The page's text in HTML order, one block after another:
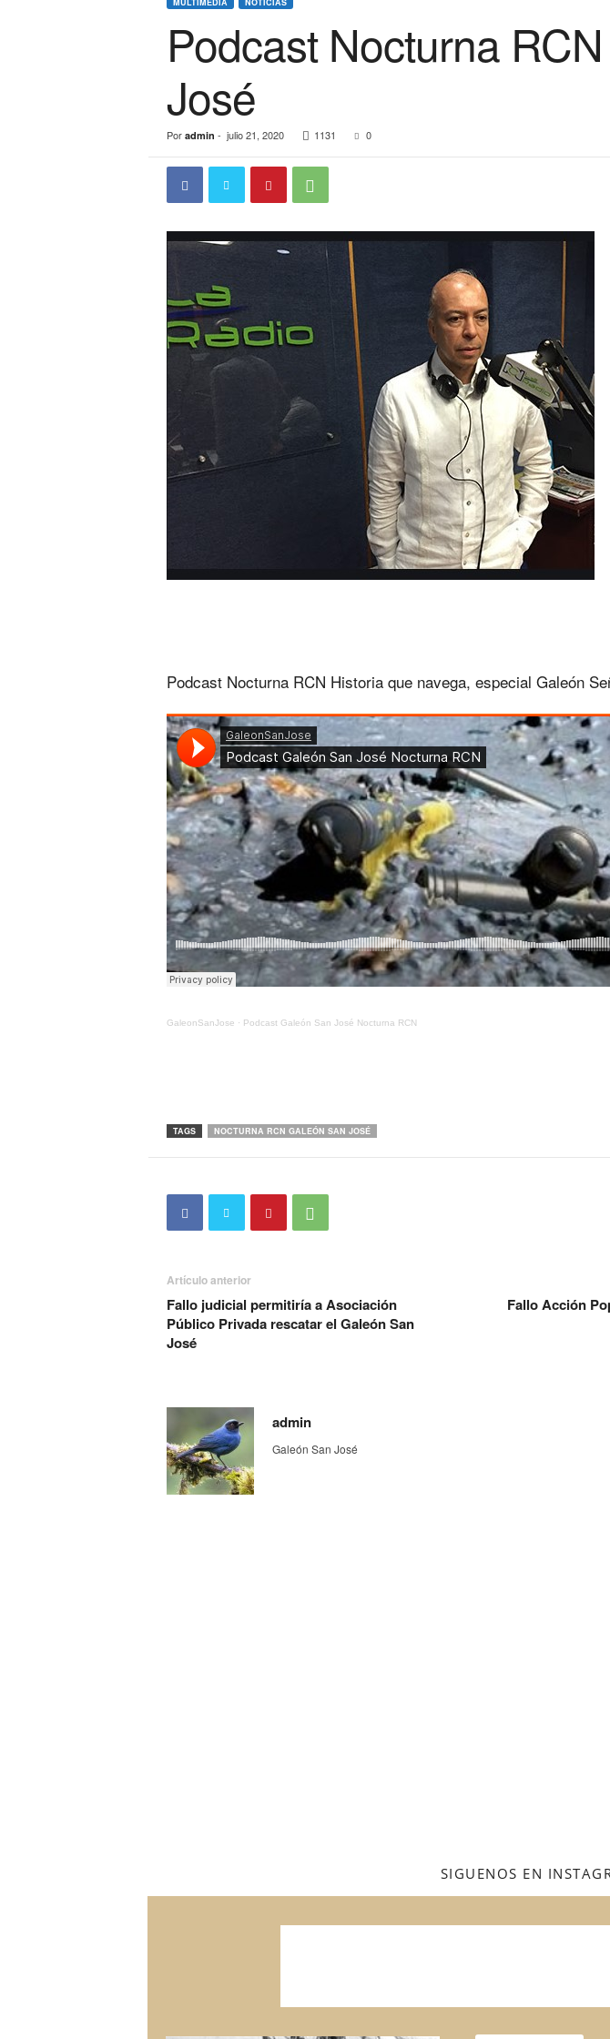
Podcast Nocturna
José
Por admin - julio 21, 2020 1131 0
Podcast Nocturna RCN Historia que navega, especial Galeón
GaleonSanJose · Podcast Galeón San José Nocturna RCN
TAGS NOCTURNA RCN GALEÓN SAN JOSÉ
Artículo anterior
Fallo judicial permitiría a Asociación
Público Privada rescatar el Galeón San
José
Fallo Acción
admin
Galeón San José
SIGUENOS EN